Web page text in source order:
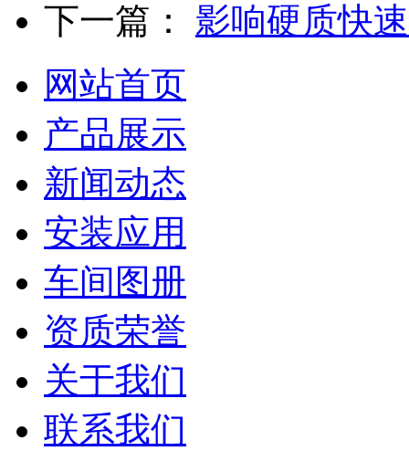
下一篇： 影响硬质快
网站首页
产品展示
新闻动态
安装应用
车间图册
资质荣誉
关于我们
联系我们